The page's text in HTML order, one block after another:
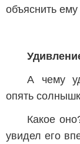
объяснить ему
А чему
опять
Какое
увидел его